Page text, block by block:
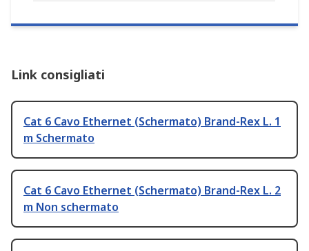
Link consigliati
Cat 6 Cavo Ethernet (Schermato) Brand-Rex L. 1
m Schermato
Cat 6 Cavo Ethernet (Schermato) Brand-Rex L. 2
m Non schermato